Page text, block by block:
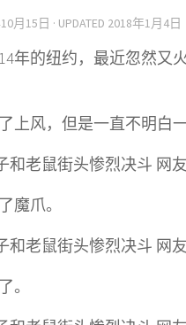
月15日 · UPDATED 2018年1月4日
年的纽约，最近忽然又
上风，但是一直不明白
魔爪。
。